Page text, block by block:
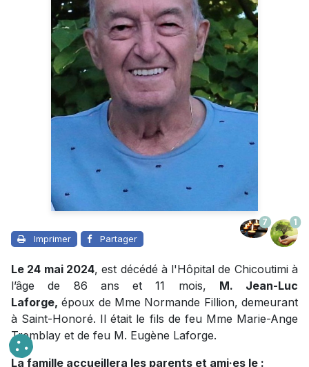
Imprimer Partager
7 1
Le 24 mai 2024, est décédé à l'Hôpital de Chicoutimi à
l’âge de 86 ans et 11 mois, M. Jean-Luc
Laforge, époux de Mme Normande Fillion, demeurant
à Saint-Honoré. Il était le fils de feu Mme Marie-Ange
Tremblay et de feu M. Eugène Laforge.
La famille accueillera les parents et ami·es le :